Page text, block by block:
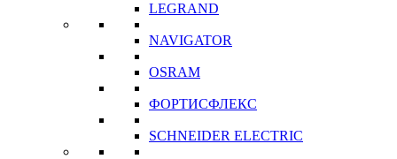
LEGRAND
NAVIGATOR
OSRAM
ФОРТИСФЛЕКС
SCHNEIDER ELECTRIC